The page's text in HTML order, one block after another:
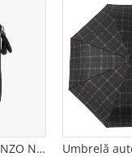
Breloc din piele ENZO NORI model AVA negru